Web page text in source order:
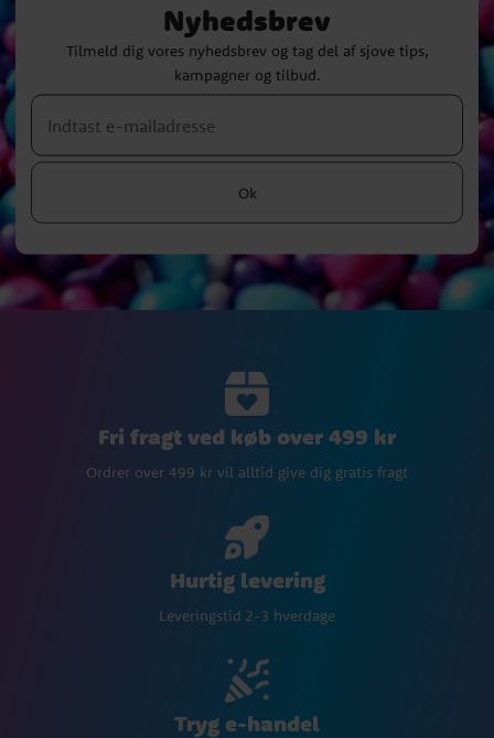
Nyhedsbrev
Tilmeld dig vores nyhedsbrev og tag del af sjove tips,
kampagner og tilbud.
Ok
Fri fragt ved køb over 499 kr
Ordrer over 499 kr vil alltid give dig gratis fragt
Hurtig levering
Leveringstid 2-3 hverdage
Tryg e-handel